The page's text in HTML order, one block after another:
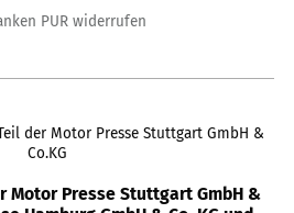
PUR widerrufen
der Motor Presse Stuttgart GmbH &
Co.KG
Motor Presse Stuttgart GmbH &